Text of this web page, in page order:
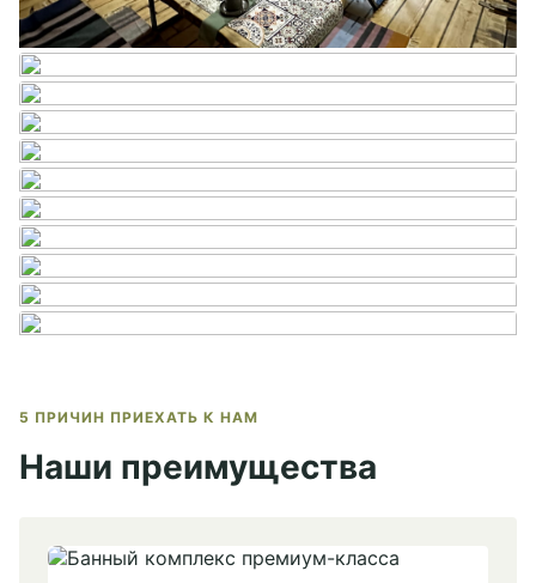
5 ПРИЧИН ПРИЕХАТЬ К НАМ
Наши преимущества